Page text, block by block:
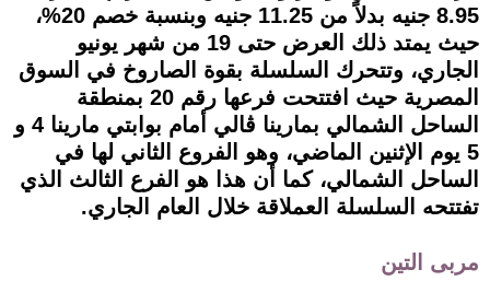
8.95 جنيه بدلاً من 11.25 جنيه وبنسبة خصم 20%،
حيث يمتد ذلك العرض حتى 19 من شهر يونيو
الجاري، وتتحرك السلسلة بقوة الصاروخ في السوق
المصرية حيث افتتحت فرعها رقم 20 بمنطقة
الساحل الشمالي بمارينا ڤالي أمام بوابتي مارينا 4 و
5 يوم الإثنين الماضي، وهو الفروع الثاني لها في
الساحل الشمالي، كما أن هذا هو الفرع الثالث الذي
تفتتحه السلسلة العملاقة خلال العام الجاري.
مربى التين